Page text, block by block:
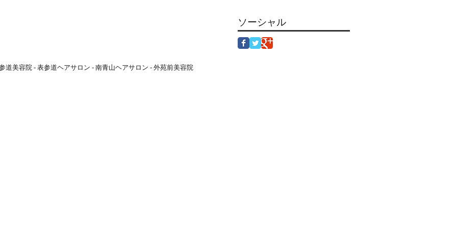
ソーシャル
道美容院 - 表参道ヘアサロン - 南青山ヘアサロン - 外苑前美容院